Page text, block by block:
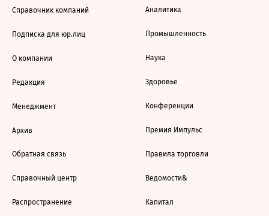
Справочник компаний
Подписка для юр.лиц
О компании
Редакция
Менеджмент
Архив
Обратная связь
Справочный центр
Распространение
Аналитика
Промышленность
Наука
Здоровье
Конференции
Премия Импульс
Правила торговли
Ведомости&
Капитал